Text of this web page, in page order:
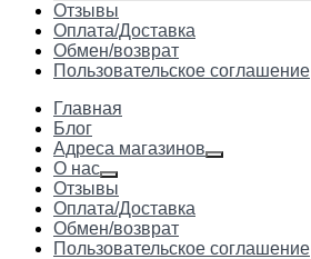
Отзывы
Оплата/Доставка
Обмен/возврат
Пользовательское соглашение
Главная
Блог
Адреса магазинов
О нас
Отзывы
Оплата/Доставка
Обмен/возврат
Пользовательское соглашение